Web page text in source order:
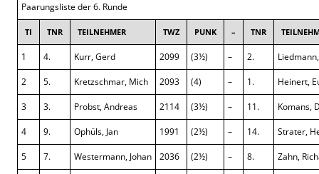
Paarungsliste der 6. Runde
TI TNR TEILNEHMER TWZ PUNK – TNR
1 4. Kurr, Gerd 2099 (3½) – 2.
2 5. Kretzschmar, Mich 2093 (4) – 1. Heinert,
3 3. Probst, Andreas 2114 (3½) – 11. Komans,
4 9. Ophüls, Jan 1991 (2½) – 14. Strater,
5 7. Westermann, Johan 2036 (2½) – 8. Zahn,